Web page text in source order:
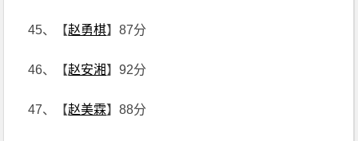
45、【赵勇棋】87分
46、【赵安湘】92分
47、【赵美霖】88分